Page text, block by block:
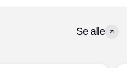
Se alle